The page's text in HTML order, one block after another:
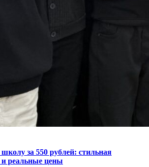
за 550 рублей: стильная
реальные цены